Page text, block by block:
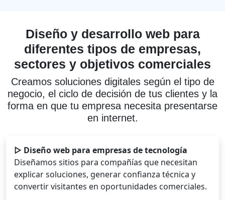
Diseño y desarrollo web para
diferentes tipos de empresas,
sectores y objetivos comerciales
Creamos soluciones digitales según el tipo de
negocio, el ciclo de decisión de tus clientes y la
forma en que tu empresa necesita presentarse
en internet.
▷ Diseño web para empresas de tecnología
Diseñamos sitios para compañías que necesitan
explicar soluciones, generar confianza técnica y
convertir visitantes en oportunidades comerciales.